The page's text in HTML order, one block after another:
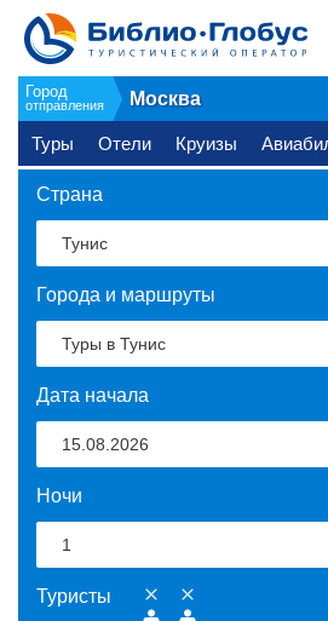
Город
отправления Москва
Туры Отели Круизы
Страна
Города и маршруты
Дата начала
Ночи
Туристы